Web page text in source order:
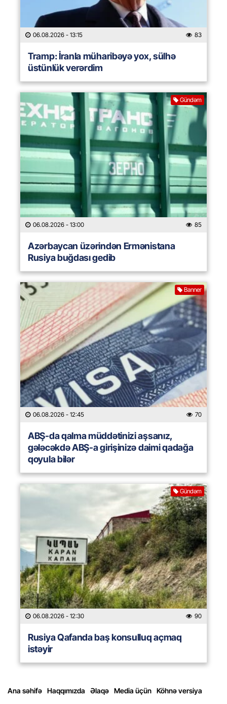
06.08.2026 - 13:15 83
Tramp: İranla müharibəyə yox, sülhə
üstünlük verərdim
Gündəm
06.08.2026 - 13:00 85
Azərbaycan üzərindən Ermənistana
Rusiya buğdası gedib
Banner
06.08.2026 - 12:45 70
ABŞ-da qalma müddətinizi aşsanız,
gələcəkdə ABŞ-a girişinizə daimi qadağa
qoyula bilər
Gündəm
06.08.2026 - 12:30 90
Rusiya Qafanda baş konsulluq açmaq
istəyir
Ana səhifə Haqqımızda Əlaqə Media üçün Köhnə versiya